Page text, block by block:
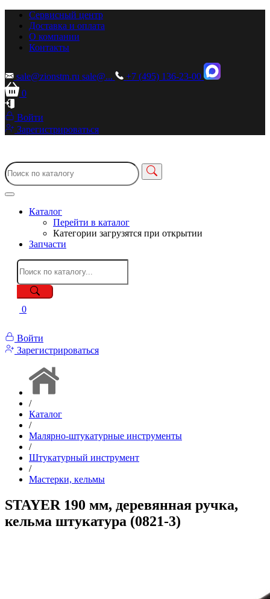
Сервисный центр
Доставка и оплата
О компании
Контакты
sale@zionstm.ru sale@...
+7 (495) 136-23-00
0
Войти
Зарегистрироваться
Каталог
Перейти в каталог
Категории загрузятся при открытии
Запчасти
0
Войти
Зарегистрироваться
/
Каталог
/
Малярно-штукатурные инструменты
/
Штукатурный инструмент
/
Мастерки, кельмы
STAYER 190 мм, деревянная ручка,
кельма штукатура (0821-3)